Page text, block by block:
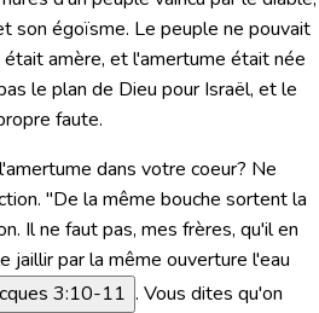
son égoïsme. Le peuple ne pouvait
amère, et l'amertume était née
le plan de Dieu pour Israël, et le
faute.
dans votre coeur? Ne
"De la même bouche sortent la
Il ne faut pas, mes frères, qu'il en
jaillir par la même ouverture l'eau
3:10-11 . Vous dites qu'on